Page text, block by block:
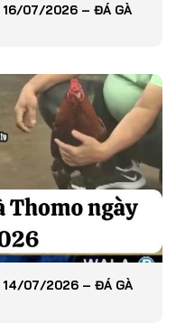
16/07/2026 – ĐÁ GÀ
14/07/2026 – ĐÁ GÀ